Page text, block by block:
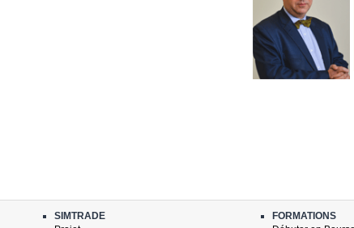
SIMTRADE
FORMATIONS